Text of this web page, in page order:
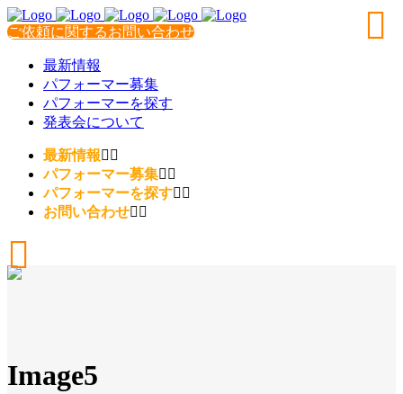
ご依頼に関するお問い合わせ
最新情報
パフォーマー募集
パフォーマーを探す
発表会について
最新情報
パフォーマー募集
パフォーマーを探す
お問い合わせ
Image5